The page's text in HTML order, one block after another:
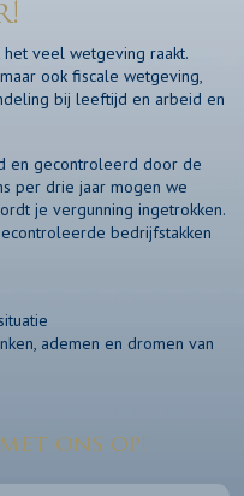
het veel wetgeving raakt.
ook fiscale wetgeving,
bij leeftijd en arbeid en
en gecontroleerd door de
per drie jaar mogen we
je vergunning ingetrokken.
bedrijfstakken
ademen en dromen van
ons op!